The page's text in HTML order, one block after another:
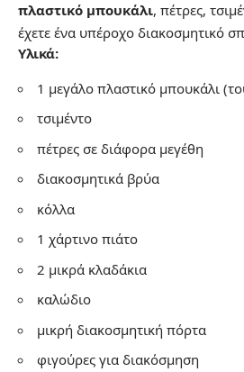
πλαστικό μπουκάλι, πέτρες,
έχετε ένα υπέροχο διακοσμητικό
Υλικά:
1 μεγάλο πλαστικό μπουκάλι
τσιμέντο
πέτρες σε διάφορα μεγέθη
διακοσμητικά βρύα
κόλλα
1 χάρτινο πιάτο
2 μικρά κλαδάκια
καλώδιο
μικρή διακοσμητική πόρτα
φιγούρες για διακόσμηση